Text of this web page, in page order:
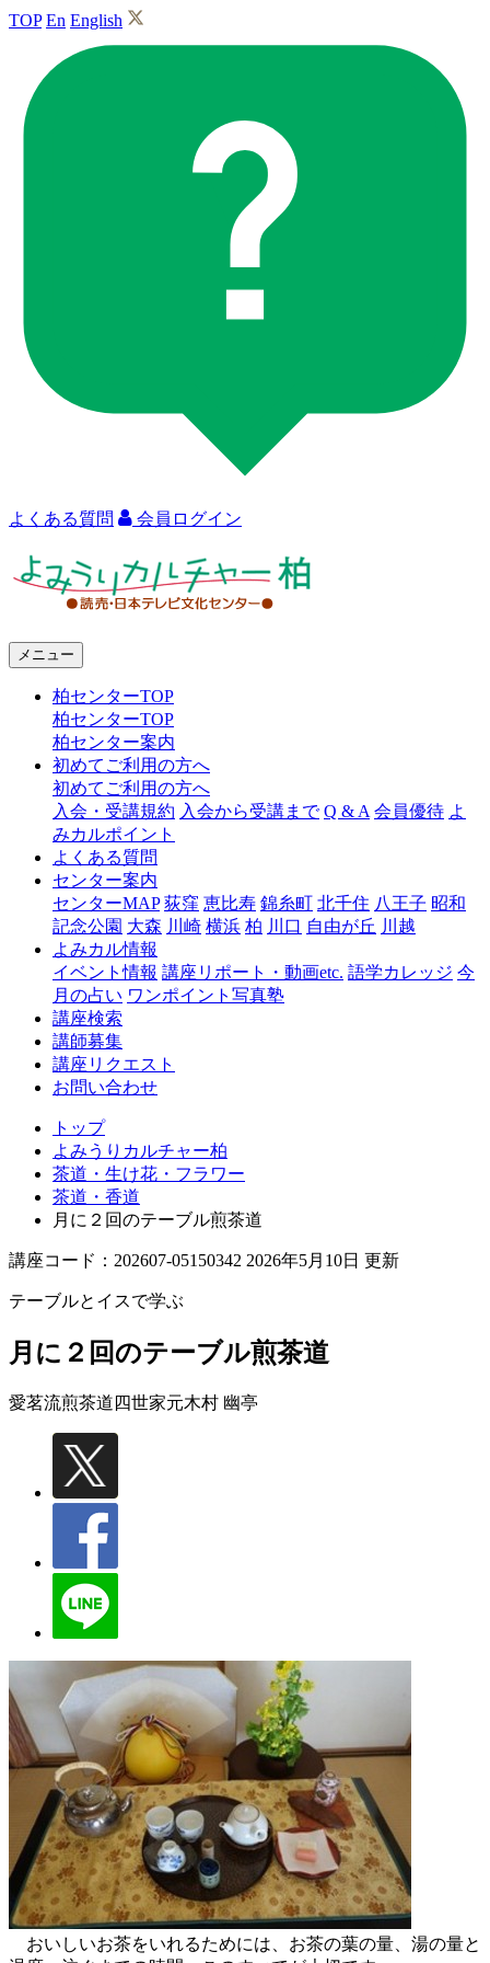
TOP En English
よくある質問 会員ログイン
ャ
メニュー
柏センターTOP
柏センターTOP
柏センター案内
初めてご利用の方へ
初めてご利用の方へ
入会・受講規約 入会から受講まで Q & A 会員優待 よ
みカルポイント
よくある質問
センター案内
センターMAP 荻窪 恵比寿 錦糸町 北千住 八王子 昭和
記念公園 大森 川崎 横浜 柏 川口 自由が丘 川越
よみカル情報
イベント情報 講座リポート・動画etc. 語学カレッジ 今
月の占い ワンポイント写真塾
講座検索
講師募集
講座リクエスト
お問い合わせ
トップ
よみうりカルチャー柏
茶道・生け花・フラワー
茶道・香道
月に２回のテーブル煎茶道
講座コード：202607-05150342 2026年5月10日 更新
テーブルとイスで学ぶ
月に２回のテーブル煎茶道
愛茗流煎茶道四世家元木村 幽亭
おいしいお茶をいれるためには、お茶の葉の量、湯の量と